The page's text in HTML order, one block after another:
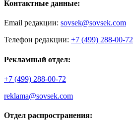
Контактные данные:
Email редакции: sovsek@sovsek.com
Телефон редакции: +7 (499) 288-00-72
Рекламный отдел:
+7 (499) 288-00-72
reklama@sovsek.com
Отдел распространения: